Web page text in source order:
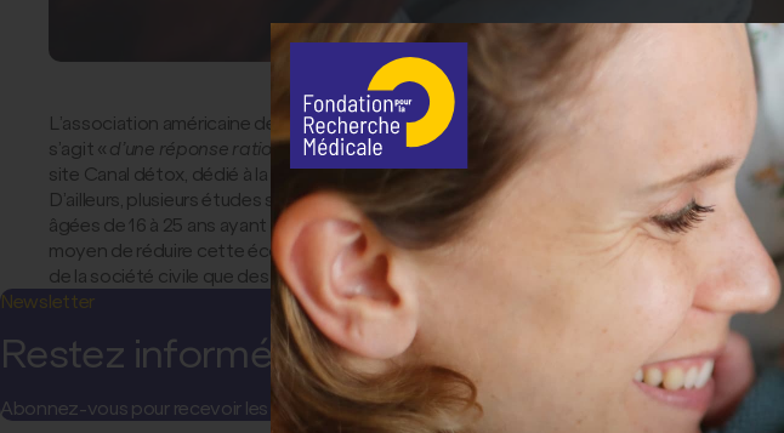
L’association américaine des psychiatres la définit cependant comme « une peur
s’agit « d’une réponse rationnelle et saine face à la gravité des problématiques
site Canal détox, dédié à la lutte contre les fausses informations.
D’ailleurs, plusieurs études scientifiques, conduites notamment en Australie et en
âgées de 16 à 25 ans ayant suivi des études, et qui ne présentent par ailleurs aucun
moyen de réduire cette écoanxiété était de participer à des actions collectives de
de la société civile que des médecins.
Newsletter
Restez informé(e) !
Abonnez-vous pour recevoir les actualités et communications de la FRM, les projets et